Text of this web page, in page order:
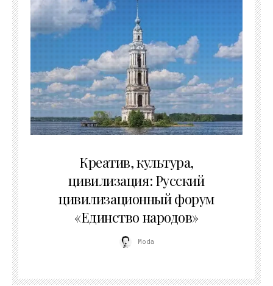
Креатив, культура,
цивилизация: Русский
цивилизационный форум
«Единство народов»
Moda